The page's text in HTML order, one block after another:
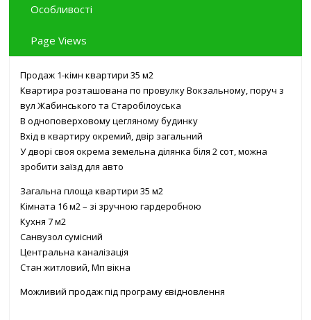
Особливості
Page Views
Продаж 1-кімн квартири 35 м2
Квартира розташована по провулку Вокзальному, поруч з
вул Жабинського та Старобілоуська
В одноповерховому цегляному будинку
Вхід в квартиру окремий, двір загальний
У дворі своя окрема земельна ділянка біля 2 сот, можна
зробити заїзд для авто
Загальна площа квартири 35 м2
Кімната 16 м2 – зі зручною гардеробною
Кухня 7 м2
Санвузол сумісний
Центральна каналізація
Стан житловий, Мп вікна
Можливий продаж під програму євідновлення